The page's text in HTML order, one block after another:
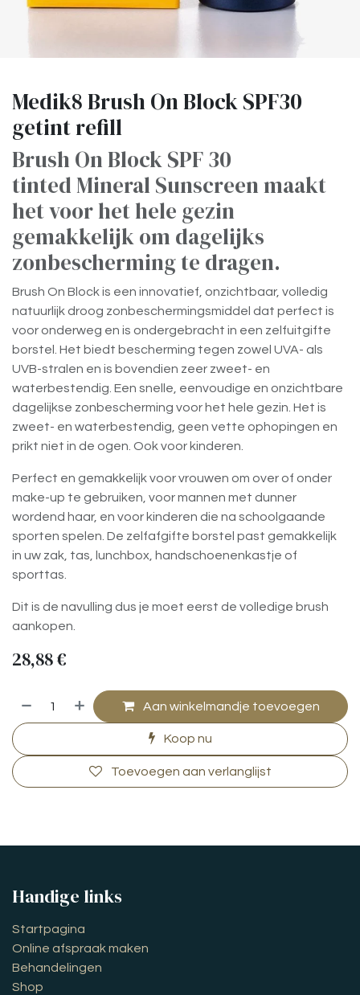
Medik8 Brush On Block SPF30
getint refill
Brush On Block SPF 30
tinted Mineral Sunscreen maakt
het voor het hele gezin
gemakkelijk om dagelijks
zonbescherming te dragen.
Brush On Block is een innovatief, onzichtbaar, volledig
natuurlijk droog zonbeschermingsmiddel dat perfect is
voor onderweg en is ondergebracht in een zelfuitgifte
borstel. Het biedt bescherming tegen zowel UVA- als
UVB-stralen en is bovendien zeer zweet- en
waterbestendig. Een snelle, eenvoudige en onzichtbare
dagelijkse zonbescherming voor het hele gezin. Het is
zweet- en waterbestendig, geen vette ophopingen en
prikt niet in de ogen. Ook voor kinderen.
Perfect en gemakkelijk voor vrouwen om over of onder
make-up te gebruiken, voor mannen met dunner
wordend haar, en voor kinderen die na schoolgaande
sporten spelen. De zelfafgifte borstel past gemakkelijk
in uw zak, tas, lunchbox, handschoenenkastje of
sporttas.
Dit is de navulling dus je moet eerst de volledige brush
aankopen.
28,88€
Aan winkelmandje toevoegen
Koop nu
Toevoegen aan verlanglijst
Handige links
Startpagina
Online afspraak maken
Behandelingen
Shop